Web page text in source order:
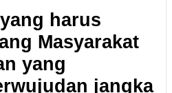
harus
Masyarakat
yang
jangka